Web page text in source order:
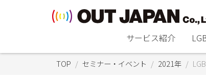
サービス紹介
TOP セミナー・イベント 2021年